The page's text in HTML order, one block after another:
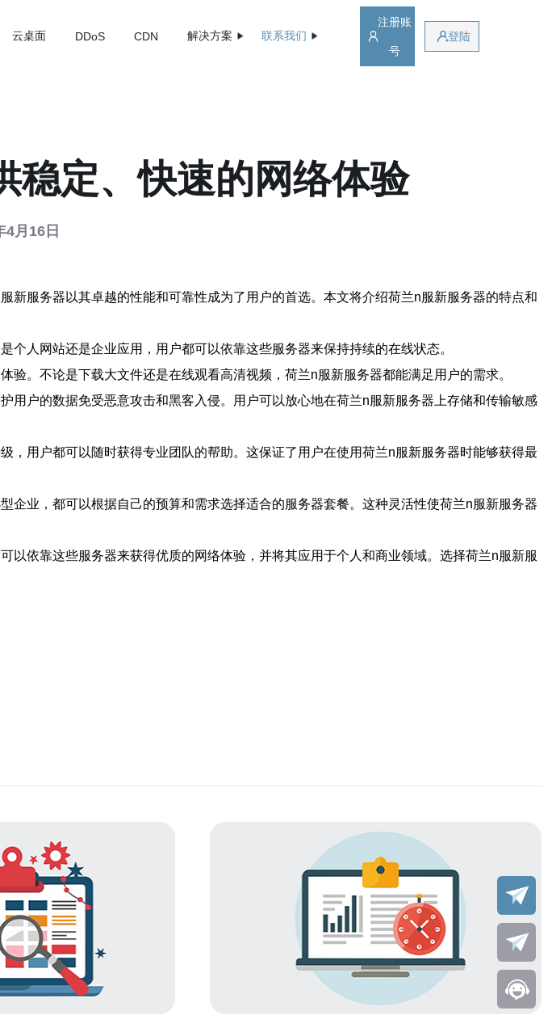
云桌面 DDoS CDN 解决方案 联系我们
注册账
号
登陆
稳定、快速的网络体验
4月16日
服务器以其卓越的性能和可靠性成为了用户的首选。本文将介绍荷兰n服新服务器的特点和
人网站还是企业应用，用户都可以依靠这些服务器来保持持续的在线状态。
。不论是下载大文件还是在线观看高清视频，荷兰n服新服务器都能满足用户的需求。
户的数据免受恶意攻击和黑客入侵。用户可以放心地在荷兰n服新服务器上存储和传输敏感
用户都可以随时获得专业团队的帮助。这保证了用户在使用荷兰n服新服务器时能够获得最
业，都可以根据自己的预算和需求选择适合的服务器套餐。这种灵活性使荷兰n服新服务器
依靠这些服务器来获得优质的网络体验，并将其应用于个人和商业领域。选择荷兰n服新服